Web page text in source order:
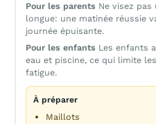
Pour les parents Ne visez pas
longue: une matinée réussie
journée épuisante.
Pour les enfants Les enfants
eau et piscine, ce qui limite
fatigue.
À préparer
Maillots